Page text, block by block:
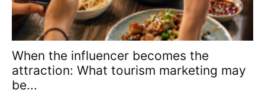
When the influencer becomes the
attraction: What tourism marketing may
be...